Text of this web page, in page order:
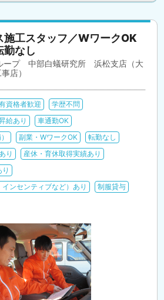
施工スタッフ／WワークOK
勤なし
ープ 中部白蟻研究所 浜松支店（大
店）
資格者歓迎
学歴不問
給あり
車通勤OK
副業・WワークOK
転勤なし
り
産休・育休取得実績あり
ンセンティブなど）あり
制服貸与